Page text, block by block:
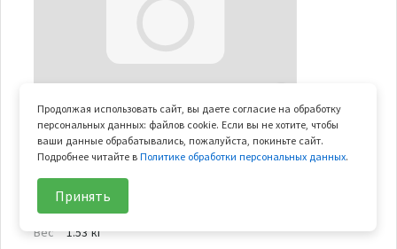
В наличии
карданный вал задний в сборе
Арт.
9CR6-300200
В узле
Вес
1.53 кг
Продолжая использовать сайт, вы даете согласие на обработку
персональных данных: файлов cookie. Если вы не хотите, чтобы
ваши данные обрабатывались, пожалуйста, покиньте сайт.
Подробнее читайте вПолитике обработки персональных данных.
Принять